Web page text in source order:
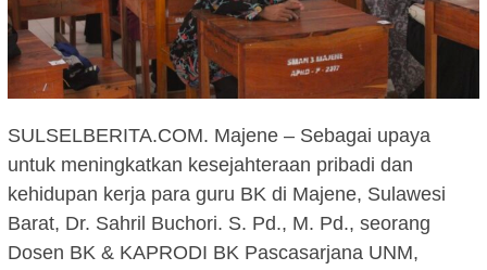
SULSELBERITA.COM. Majene – Sebagai upaya
untuk meningkatkan kesejahteraan pribadi dan
kehidupan kerja para guru BK di Majene, Sulawesi
Barat, Dr. Sahril Buchori. S. Pd., M. Pd., seorang
Dosen BK & KAPRODI BK Pascasarjana UNM,